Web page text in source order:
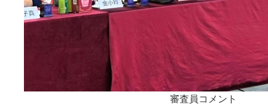
審査員コメント